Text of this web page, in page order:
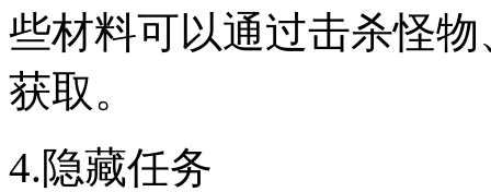
些材料可以通过击杀怪
获取。
4.隐藏任务